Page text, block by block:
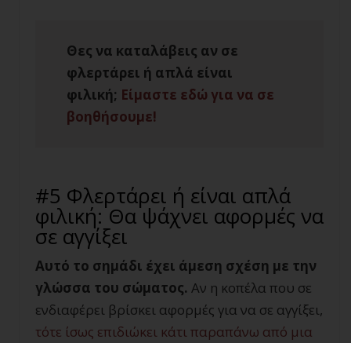
Θες να καταλάβεις αν σε
φλερτάρει ή απλά είναι
φιλική; Είμαστε εδώ για να σε
βοηθήσουμε!
#5 Φλερτάρει ή είναι απλά
φιλική: Θα ψάχνει αφορμές να
σε αγγίξει
Αυτό το σημάδι έχει άμεση σχέση με την
γλώσσα του σώματος. Αν η κοπέλα που σε
ενδιαφέρει βρίσκει αφορμές για να σε αγγίξει,
τότε ίσως επιδιώκει κάτι παραπάνω από μια